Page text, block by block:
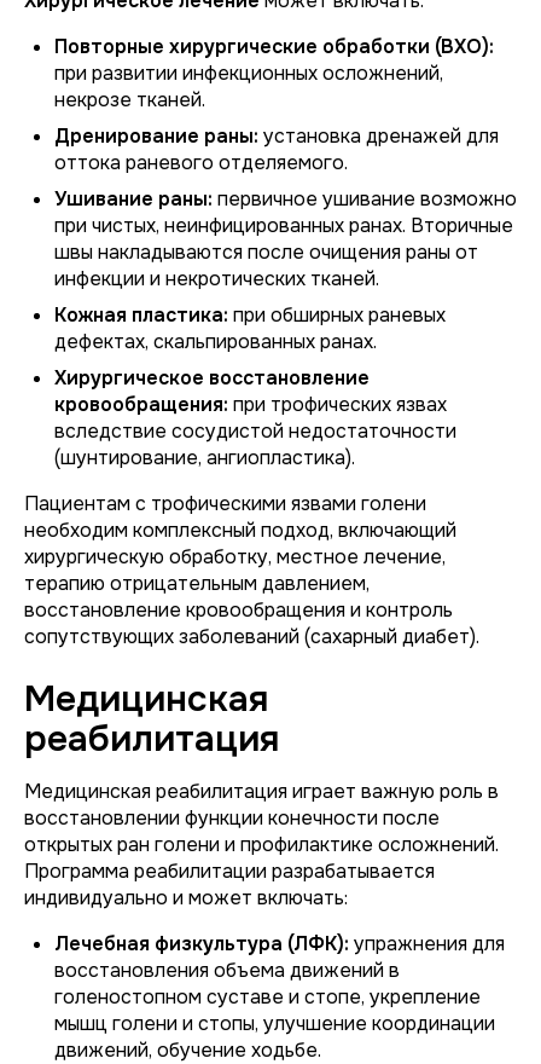
Повторные хирургические обработки (ВХО):
при развитии инфекционных осложнений,
некрозе тканей.
Дренирование раны: установка дренажей для
оттока раневого отделяемого.
Ушивание раны: первичное ушивание возможно
при чистых, неинфицированных ранах. Вторичные
швы накладываются после очищения раны от
инфекции и некротических тканей.
Кожная пластика: при обширных раневых
дефектах, скальпированных ранах.
Хирургическое восстановление
кровообращения: при трофических язвах
вследствие сосудистой недостаточности
(шунтирование, ангиопластика).
Пациентам с трофическими язвами голени
необходим комплексный подход, включающий
хирургическую обработку, местное лечение,
терапию отрицательным давлением,
восстановление кровообращения и контроль
сопутствующих заболеваний (сахарный диабет).
Медицинская
реабилитация
Медицинская реабилитация играет важную роль в
восстановлении функции конечности после
открытых ран голени и профилактике осложнений.
Программа реабилитации разрабатывается
индивидуально и может включать:
Лечебная физкультура (ЛФК): упражнения для
восстановления объема движений в
голеностопном суставе и стопе, укрепление
мышц голени и стопы, улучшение координации
движений, обучение ходьбе.